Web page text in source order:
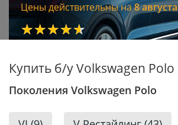
Цены действительны на8 августа
★★★★★
Купить б/у Volkswagen Polo
Поколения Volkswagen Polo